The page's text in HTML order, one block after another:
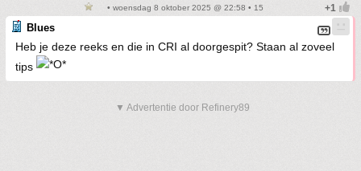
• woensdag 8 oktober 2025 @ 22:58 • 15
Blues
Heb je deze reeks en die in CRI al doorgespit? Staan al zoveel
tips
▼ Advertentie door Refinery89